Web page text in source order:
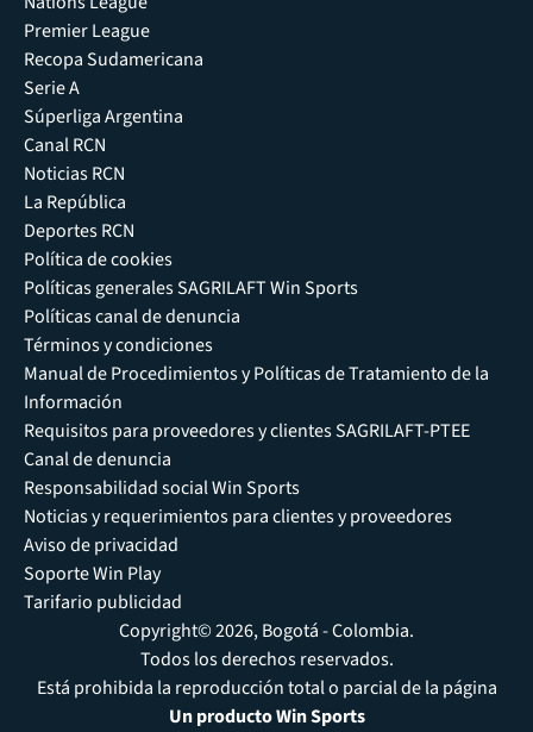
Premier League
Recopa Sudamericana
Serie A
Súperliga Argentina
Canal RCN
Noticias RCN
La República
Deportes RCN
Política de cookies
Políticas generales SAGRILAFT Win Sports
Políticas canal de denuncia
Términos y condiciones
Manual de Procedimientos y Políticas de Tratamiento de la
Información
Requisitos para proveedores y clientes SAGRILAFT-PTEE
Canal de denuncia
Responsabilidad social Win Sports
Noticias y requerimientos para clientes y proveedores
Aviso de privacidad
Soporte Win Play
Tarifario publicidad
Copyright© 2026, Bogotá - Colombia.
Todos los derechos reservados.
Está prohibida la reproducción total o parcial de la página
Un producto Win Sports